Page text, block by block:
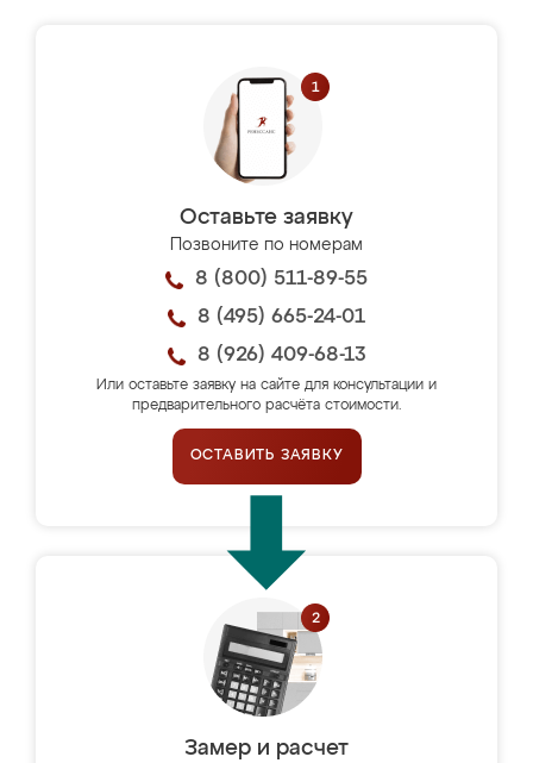
Оставьте заявку
Позвоните по номерам
8 (800) 511-89-55
8 (495) 665-24-01
8 (926) 409-68-13
Или оставьте заявку на сайте для консультации и
предварительного расчёта стоимости.
ОСТАВИТЬ ЗАЯВКУ
Замер и расчет